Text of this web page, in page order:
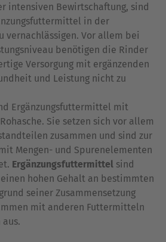
intensiven Bewirtschaftung, sind
in der
vernachlässigen. Vor allem bei
benötigen die Rinder
Versorgung mit ergänzenden
und Leistung nicht zu
Ergänzungsfuttermittel mit
Sie setzen sich vor allem
zusammen und sind zur
Mengen- und Spurenelementen
Ergänzungsfuttermittel sind
hohen Gehalt an bestimmten
seiner Zusammensetzung
mit anderen Futtermitteln